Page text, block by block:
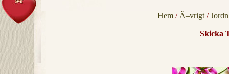
Hem/ Ã–vrigt/
Skicka